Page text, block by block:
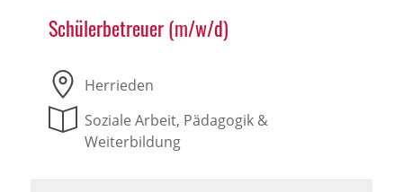
Schülerbetreuer (m/w/d)
Herrieden
Soziale Arbeit, Pädagogik &
Weiterbildung